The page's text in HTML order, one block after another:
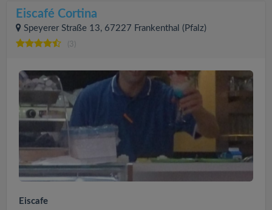
Eiscafé Cortina
Speyerer Straße 13, 67227 Frankenthal (Pfalz)
(3)
Eiscafe